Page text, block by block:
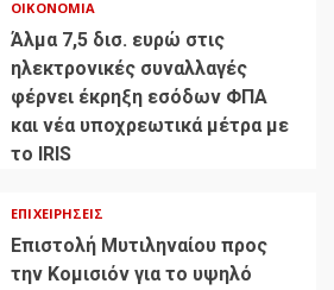
ΟΙΚΟΝΟΜΊΑ
Άλμα 7,5 δισ. ευρώ στις
ηλεκτρονικές συναλλαγές
φέρνει έκρηξη εσόδων ΦΠΑ
και νέα υποχρεωτικά μέτρα με
το IRIS
ΕΠΙΧΕΙΡΉΣΕΙΣ
Επιστολή Μυτιληναίου προς
την Κομισιόν για το υψηλό